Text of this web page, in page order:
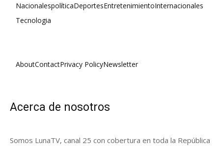
NacionalespolíticaDeportesEntretenimientoInternacionales
Tecnologia
AboutContactPrivacy PolicyNewsletter
Acerca de nosotros
Somos LunaTV, canal 25 con cobertura en toda la República